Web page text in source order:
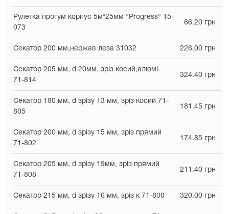
Рулетка прогум корпус 5м*25мм "Progress" 15-
073
66.20 грн
Секатор 200 мм,нержав леза 31032 226.00 грн
Секатор 205 мм, d 20мм, зріз косий,алюмі.
71-814
324.40 грн
Секатор 180 мм, d зрізу 13 мм, зріз косий 71-
805
181.45 грн
Секатор 200 мм, d зрізу 15 мм, зріз прямий
71-802
174.85 грн
Секатор 205 мм, d зрізу 19мм, зріз прямий
71-808
211.40 грн
Секатор 215 мм, d зрізу 16 мм, зріз к 71-800 320.00 грн